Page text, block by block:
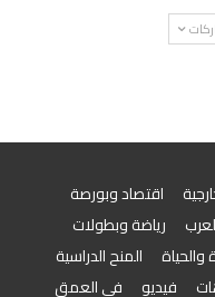
اقتصاد وبورصة
رياضة وبطولات
والحياة
المنح الدراسية
فيديو في العمق